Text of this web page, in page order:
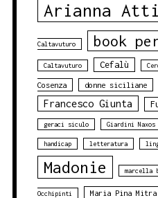
Arianna
Caltavuturo book
Caltavuturo Cefalù
Cosenza donne siciliane
Francesco Giunta
geraci siculo Giardini Naxos
handicap letteratura
Madonie marcella
Occhipinti Maria Pina Mitra